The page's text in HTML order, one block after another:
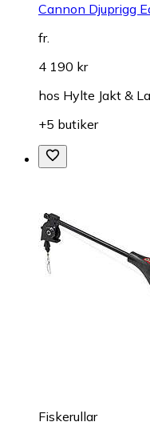
Cannon Djuprigg
fr.
4 190 kr
hos Hylte Jakt &
+5 butiker
Fiskerullar